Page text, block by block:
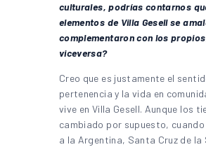
culturales, podrías contarnos
elementos de Villa Gesell se
complementaron con los
viceversa?
Creo que es justamente el
pertenencia y la vida en
vive en Villa Gesell. Aunque los
cambiado por supuesto, cuando
a la Argentina, Santa Cruz de la